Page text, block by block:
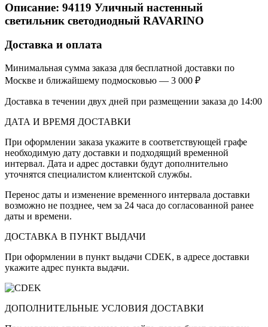
Описание: 94119 Уличный настенный
светильник светодиодный RAVARINO
Доставка и оплата
Минимальная сумма заказа для бесплатной доставки по
Москве и ближайшему подмосковью — 3 000 ₽
Доставка в течении двух дней при размещении заказа до 14:00
ДАТА И ВРЕМЯ ДОСТАВКИ
При оформлении заказа укажите в соответствующей графе
необходимую дату доставки и подходящий временной
интервал. Дата и адрес доставки будут дополнительно
уточнятся специалистом клиентской службы.
Перенос даты и изменение временного интервала доставки
возможно не позднее, чем за 24 часа до согласованной ранее
даты и времени.
ДОСТАВКА В ПУНКТ ВЫДАЧИ
При оформлении в пункт выдачи CDEK, в адресе доставки
укажите адрес пункта выдачи.
ДОПОЛНИТЕЛЬНЫЕ УСЛОВИЯ ДОСТАВКИ